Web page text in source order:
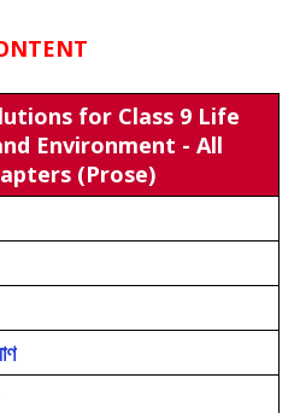
for Class 9 Life
Environment - All
(Prose)